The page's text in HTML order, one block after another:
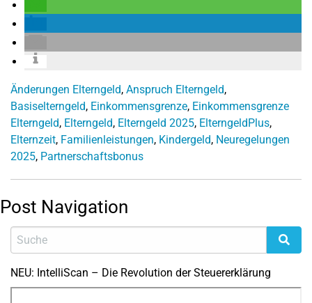
Änderungen Elterngeld, Anspruch Elterngeld,
Basiselterngeld, Einkommensgrenze, Einkommensgrenze
Elterngeld, Elterngeld, Elterngeld 2025, ElterngeldPlus,
Elternzeit, Familienleistungen, Kindergeld, Neuregelungen
2025, Partnerschaftsbonus
Post Navigation
NEU: IntelliScan – Die Revolution der Steuererklärung